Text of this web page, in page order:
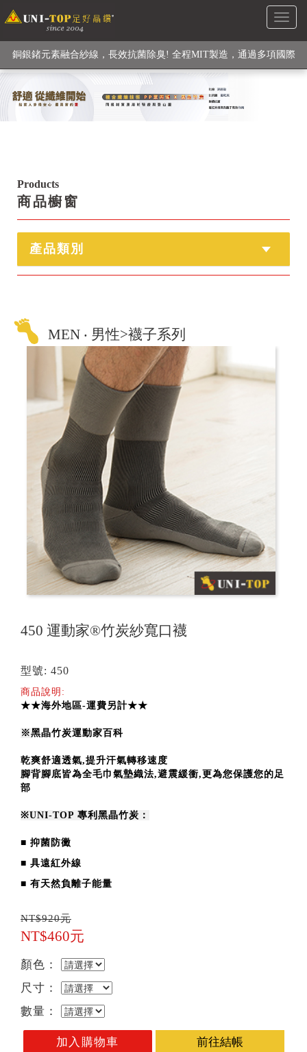
Toggle
銅銀鍺元素融合紗線，長效抗菌除臭! 全程MIT製造，通過多項國際
檢驗
【快來點我】H型銅銀纖維長效PP能量護膝! 支撐. 包覆感. 超透氣.
循環好
Products
商品櫥窗
產品類別
MEN ‧ 男性>襪子系列
450 運動家®竹炭紗寬口襪
型號: 450
商品說明:
★★海外地區-運費另計★★
※黑晶竹炭運動家百科
乾爽舒適透氣,提升汗氣轉移速度
腳背腳底皆為全毛巾氣墊織法,避震緩衝,更為您保護您的足
部
※UNI-TOP 專利黑晶竹炭：
■ 抑菌防黴
■ 具遠紅外線
■ 有天然負離子能量
NT$920元
NT$460元
顏色：
尺寸：
數量：
加入購物車 前往結帳